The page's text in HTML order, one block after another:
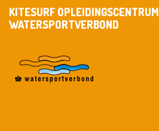
KITESURF OPLEIDINGSCENTRUM
WATERSPORTVERBOND